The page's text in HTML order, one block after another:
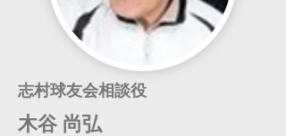
志村球友会相談役
木谷 尚弘